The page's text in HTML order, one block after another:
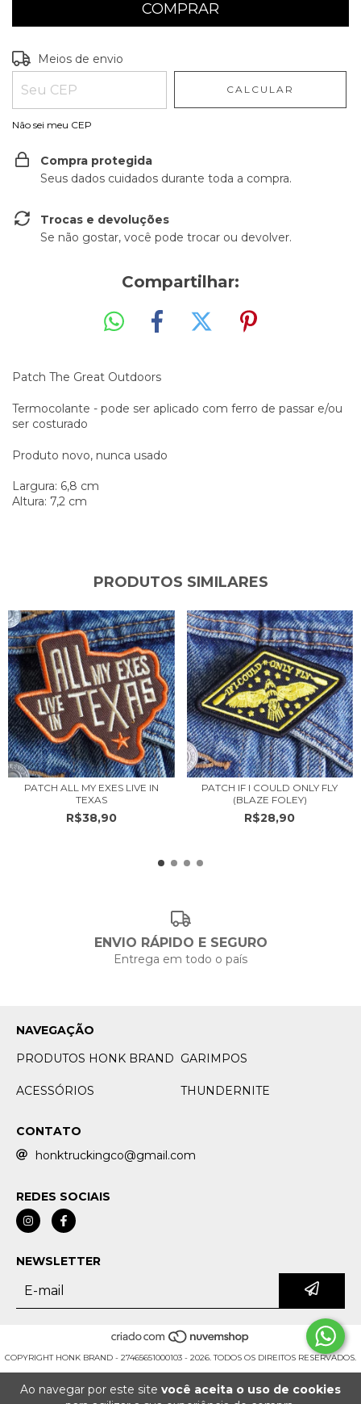
Ao navegar por este site você aceita o uso de cookies
Entregas para o CEP:
Meios de envio
CALCULAR
Não sei meu CEP
Compra protegida
Seus dados cuidados durante toda a compra.
Trocas e devoluções
Se não gostar, você pode trocar ou devolver.
Compartilhar:
Patch The Great Outdoors
Termocolante - pode ser aplicado com ferro de passar e/ou
ser costurado
Produto novo, nunca usado
Largura: 6,8 cm
Altura: 7,2 cm
PRODUTOS SIMILARES
PATCH ALL MY EXES LIVE IN
TEXAS
R$38,90
PATCH IF I COULD ONLY FLY
(BLAZE FOLEY)
R$28,90
ENVIO RÁPIDO E SEGURO
Entrega em todo o país
NAVEGAÇÃO
PRODUTOS HONK BRAND GARIMPOS
ACESSÓRIOS THUNDERNITE
CONTATO
honktruckingco@gmail.com
REDES SOCIAIS
NEWSLETTER
COPYRIGHT HONK BRAND - 27465651000103 - 2026. TODOS OS DIREITOS RESERVADOS.